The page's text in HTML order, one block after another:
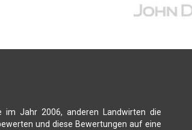
Jahr 2006, anderen Landwirten die
und diese Bewertungen auf eine